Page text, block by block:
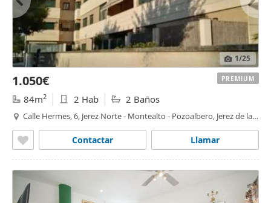
1/25
1.050€
84m2 2 Hab 2 Baños
Calle Hermes, 6, Jerez Norte - Montealto - Pozoalbero, Jerez de la
Llamar
Contactar
PREMIUM